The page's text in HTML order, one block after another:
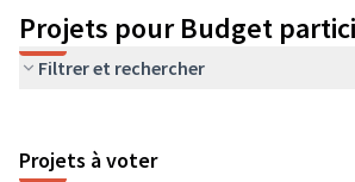
Projets pour Budget
Filtrer et rechercher
Projets à voter